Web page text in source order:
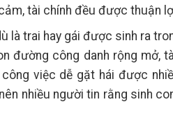
tài chính đều được thuận
là trai hay gái được sinh ra
đường công danh rộng mở,
việc dễ gặt hái được
nhiều người tin rằng sinh